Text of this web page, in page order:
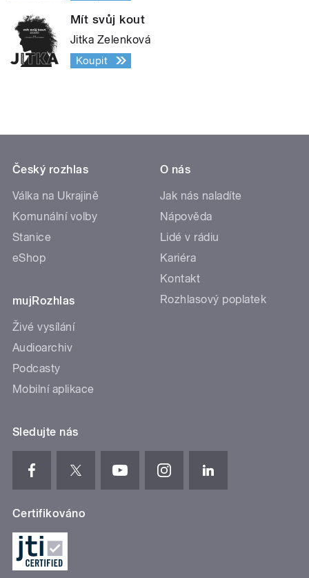
Mít svůj kout
Jitka Zelenková
Koupit
Český rozhlas
Válka na Ukrajině
Komunální volby
Stanice
eShop
mujRozhlas
Živé vysílání
Audioarchiv
Podcasty
Mobilní aplikace
O nás
Jak nás naladíte
Nápověda
Lidé v rádiu
Kariéra
Kontakt
Rozhlasový poplatek
Sledujte nás
Certifikováno